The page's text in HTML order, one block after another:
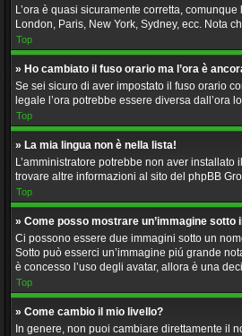
L’ora è quasi sicuramente corretta,
London, Paris, New York, Sydney, ecc. Nota
Top
» Ho cambiato il fuso orario ma l’ora è
Se sei sicuro di aver impostato il fuso orario
legale l’ora potrebbe essere diversa dall’ora
Top
» La mia lingua non è nella lista!
L’amministratore potrebbe non aver
trovare altre informazioni al sito del phpBB
Top
» Come posso mostrare un’immagine sotto
Ci possono essere due immagini sotto un
Sotto può esserci un’immagine piú grande
è concesso l’uso degli avatar, allora è una
Top
» Come cambio il mio livello?
In genere, non puoi cambiare direttamente il